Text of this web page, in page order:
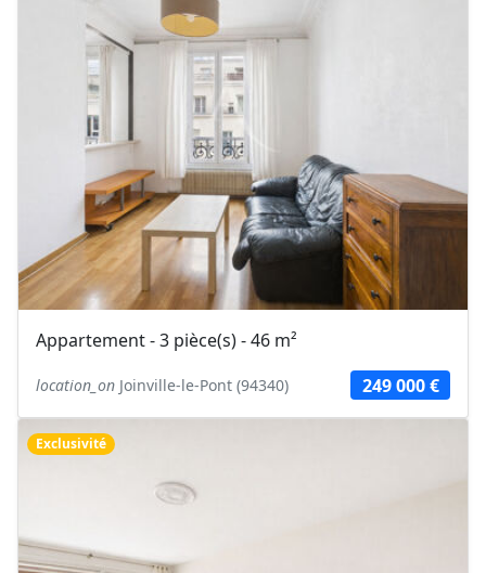
Appartement - 3 pièce(s) - 46 m²
location_on Joinville-le-Pont (94340) 249 000 €
Exclusivité